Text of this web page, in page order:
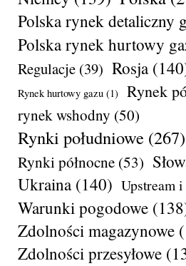
Polska rynek detaliczny
Polska rynek hurtowy
Regulacje (39) Rosja
Rynek hurtowy gazu (1) Rynek
rynek wshodny (50)
Rynki południowe (267)
Rynki północne (53)
Ukraina(140) Upstream
Warunki pogodowe
Zdolności magazynowe
Zdolności przesyłowe